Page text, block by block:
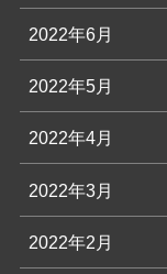
2022年6月
2022年5月
2022年4月
2022年3月
2022年2月